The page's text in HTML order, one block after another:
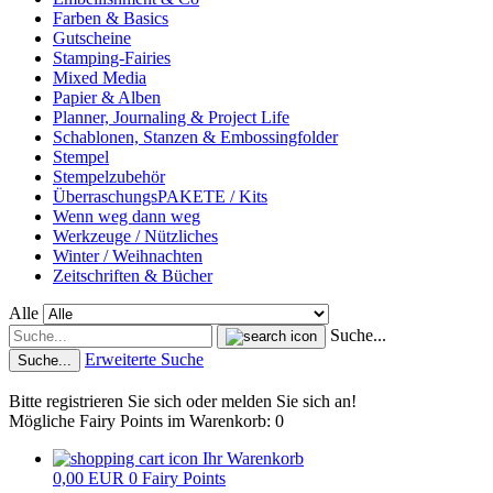
Farben & Basics
Gutscheine
Stamping-Fairies
Mixed Media
Papier & Alben
Planner, Journaling & Project Life
Schablonen, Stanzen & Embossingfolder
Stempel
Stempelzubehör
ÜberraschungsPAKETE / Kits
Wenn weg dann weg
Werkzeuge / Nützliches
Winter / Weihnachten
Zeitschriften & Bücher
Alle
Suche...
Suche... Erweiterte Suche
Bitte registrieren Sie sich oder melden Sie sich an!
Mögliche Fairy Points im Warenkorb: 0
Ihr Warenkorb
0,00 EUR 0 Fairy Points